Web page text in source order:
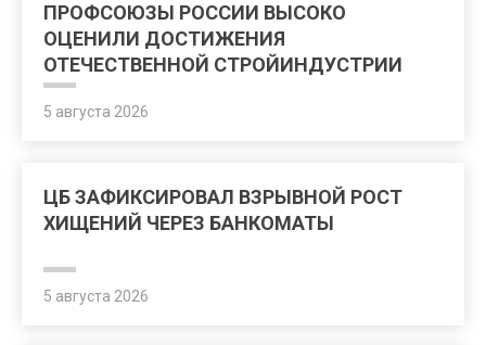
ПРОФСОЮЗЫ РОССИИ ВЫСОКО
ОЦЕНИЛИ ДОСТИЖЕНИЯ
ОТЕЧЕСТВЕННОЙ СТРОЙИНДУСТРИИ
5 августа 2026
ЦБ ЗАФИКСИРОВАЛ ВЗРЫВНОЙ РОСТ
ХИЩЕНИЙ ЧЕРЕЗ БАНКОМАТЫ
5 августа 2026